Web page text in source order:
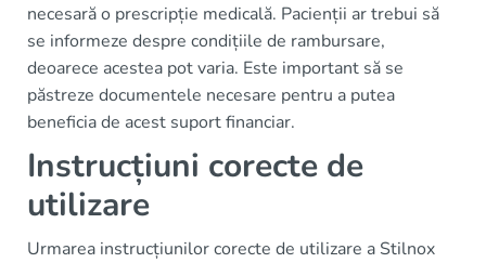
necesară o prescripție medicală. Pacienții ar trebui să
se informeze despre condițiile de rambursare,
deoarece acestea pot varia. Este important să se
păstreze documentele necesare pentru a putea
beneficia de acest suport financiar.
Instrucțiuni corecte de
utilizare
Urmarea instrucțiunilor corecte de utilizare a Stilnox